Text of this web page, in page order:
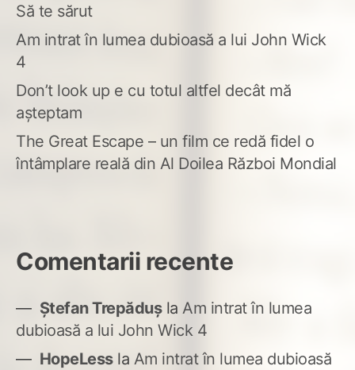
Să te sărut
Am intrat în lumea dubioasă a lui John Wick
4
Don’t look up e cu totul altfel decât mă
așteptam
The Great Escape – un film ce redă fidel o
întâmplare reală din Al Doilea Război Mondial
Comentarii recente
Ștefan Trepădușla Am intrat în lumea
dubioasă a lui John Wick 4
HopeLessla Am intrat în lumea dubioasă